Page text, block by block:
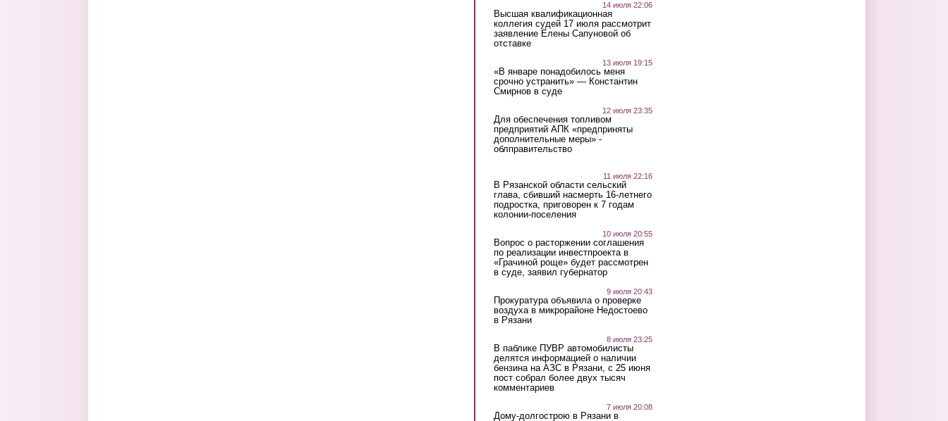
14 июля 22:06
Высшая квалификационная
коллегия судей 17 июля рассмотрит
заявление Елены Сапуновой об
отставке
13 июля 19:15
«В январе понадобилось меня
срочно устранить» — Константин
Смирнов в суде
12 июля 23:35
Для обеспечения топливом
предприятий АПК «предприняты
дополнительные меры» -
облправительство
11 июля 22:16
В Рязанской области сельский
глава, сбивший насмерть 16-летнего
подростка, приговорен к 7 годам
колонии-поселения
10 июля 20:55
Вопрос о расторжении соглашения
по реализации инвестпроекта в
«Грачиной роще» будет рассмотрен
в суде, заявил губернатор
9 июля 20:43
Прокуратура объявила о проверке
воздуха в микрорайоне Недостоево
в Рязани
8 июля 23:25
В паблике ПУВР автомобилисты
делятся информацией о наличии
бензина на АЗС в Рязани, с 25 июня
пост собрал более двух тысяч
комментариев
7 июля 20:08
Дому-долгострою в Рязани в